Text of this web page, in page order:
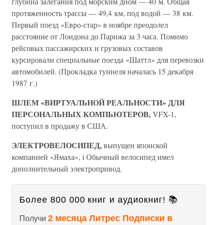
протяженность трассы — 49,4 км, под водой — 38 км.
Первый поезд «Евро-стар» в ноябре преодолел
расстояние от Лондона до Парижа за 3 часа. Помимо
рейсовых пассажирских и грузовых составов
курсировали специальные поезда «Шаттл» для перевозки
автомобилей. (Прокладка туннеля началась 15 декабря
1987 г.)
ШЛЕМ «ВИРТУАЛЬНОЙ РЕАЛЬНОСТИ» ДЛЯ
ПЕРСОНАЛЬНЫХ КОМПЬЮТЕРОВ,VFX-1,
поступил в продажу в США.
ЭЛЕКТРОВЕЛОСИПЕД,выпущен японской
компанией «Ямаха», i Обычный велосипед имел
дополнительный электропривод.
Более 800 000 книг и аудиокниг! 📚
Получи 2 месяца Литрес Подписки в